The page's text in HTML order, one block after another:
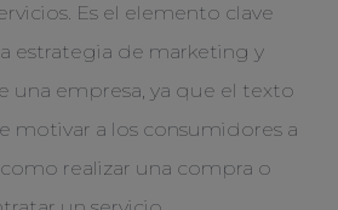
Es el elemento clave
estrategia de marketing y
una empresa, ya que el texto
motivar a los consumidores a
realizar una compra o